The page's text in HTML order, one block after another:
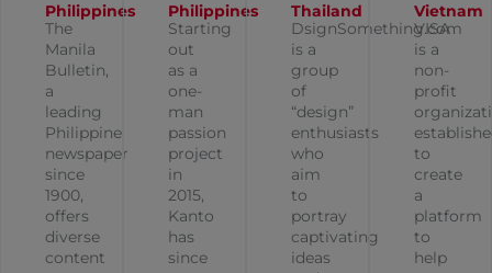
Philippines
The
Manila
Bulletin,
a
leading
Philippine
newspaper
since
1900,
offers
diverse
content
Philippines
Starting
out
as a
one-
man
passion
project
in
2015,
Kanto
has
since
Thailand
DsignSomething.com
is a
group
of
“design”
enthusiasts
who
aim
to
portray
captivating
ideas
Vietnam
VISA
is a
non-
profit
to
create
a
platform
to
help